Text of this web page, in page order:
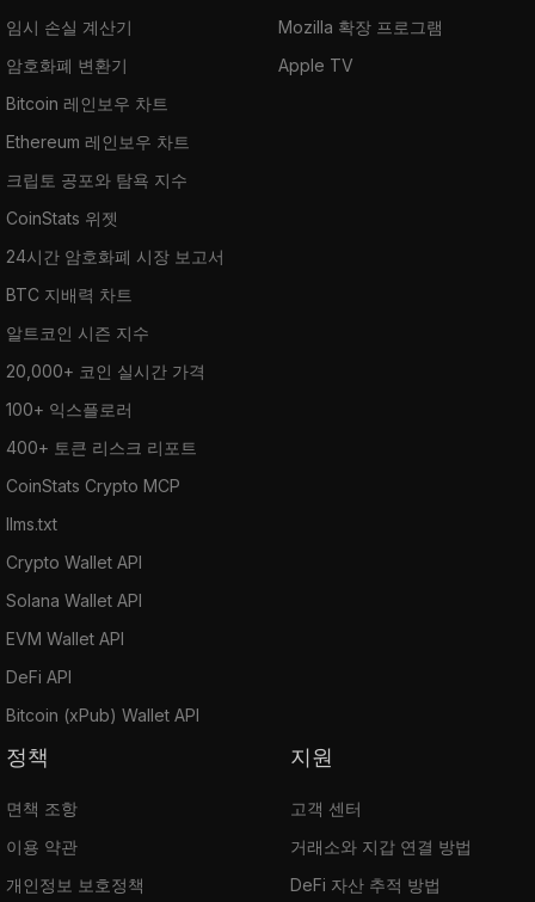
임시 손실 계산기
암호화폐 변환기
Bitcoin 레인보우 차트
Ethereum 레인보우 차트
크립토 공포와 탐욕 지수
CoinStats 위젯
24시간 암호화폐 시장 보고서
BTC 지배력 차트
알트코인 시즌 지수
20,000+ 코인 실시간 가격
100+ 익스플로러
400+ 토큰 리스크 리포트
CoinStats Crypto MCP
llms.txt
Crypto Wallet API
Solana Wallet API
EVM Wallet API
DeFi API
Bitcoin (xPub) Wallet API
Mozilla 확장 프로그램
Apple TV
정책
면책 조항
이용 약관
개인정보 보호정책
지원
고객 센터
거래소와 지갑 연결 방법
DeFi 자산 추적 방법